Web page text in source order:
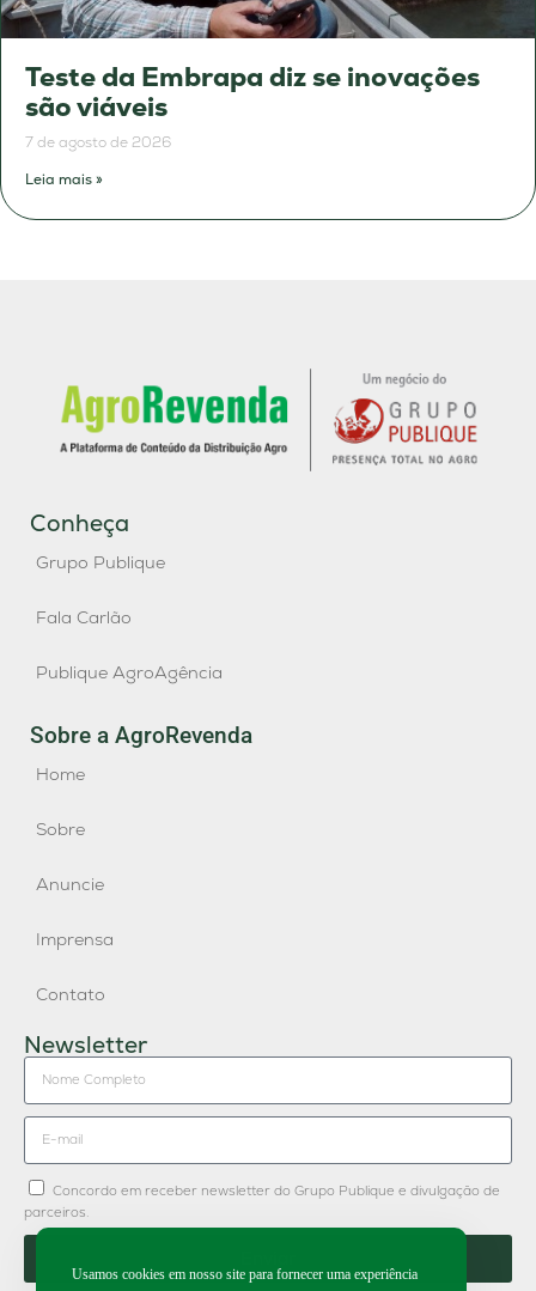
Teste da Embrapa diz se inovações
são viáveis
7 de agosto de 2026
Leia mais »
Conheça
Grupo Publique
Fala Carlão
Publique AgroAgência
Sobre a AgroRevenda
Home
Sobre
Anuncie
Imprensa
Contato
Newsletter
Concordo em receber newsletter do Grupo Publique e divulgação de
parceiros.
Usamos cookies em nosso site para fornecer uma experiência